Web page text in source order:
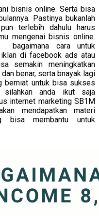
bisnis online. Serta bisa
Pastinya bukanlah
terlebih dahulu harus
mengenai bisnis online.
bagaimana cara untuk
di facebook ads atau
semakin meningkatkan
benar, serta bnayak lagi
berniat untuk bisa sukses
anda ikut saja
internet marketing SB1M
mendapatkan materi
bisa membantu untuk